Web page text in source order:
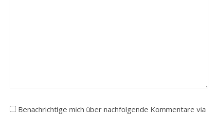
Benachrichtige mich über nachfolgende Kommentare via